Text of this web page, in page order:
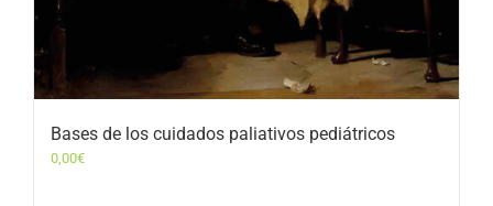
Bases de los cuidados paliativos pediátricos
0,00€